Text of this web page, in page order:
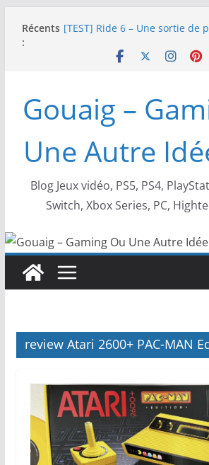
Récents
:
[TEST] Ride 6 – Une sortie de
NEOGEO AES+ : La légende de
SWITCH 2 : Nouveaux
Gouaig –
Une Autre
Blog Jeux vidéo, PS5, PS4,
Switch, Xbox Series, PC,
review Atari 2600+ PAC-MAN